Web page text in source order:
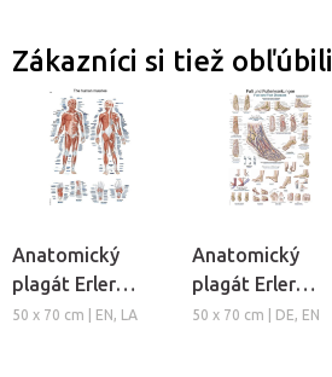
Zákazníci si tiež obľúbili
Anatomický
plagát Erler
Zimmer - Svalová
50 x 70 cm | EN, LA
Anatomický
plagát Erler
Zimmer - Noha a
50 x 70 cm | DE, EN